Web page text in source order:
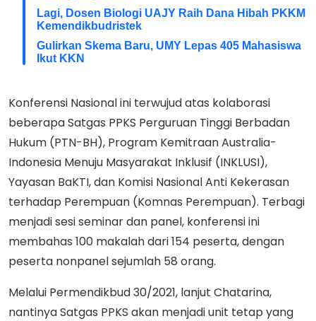
Lagi, Dosen Biologi UAJY Raih Dana Hibah PKKM
Kemendikbudristek
Gulirkan Skema Baru, UMY Lepas 405 Mahasiswa
Ikut KKN
Konferensi Nasional ini terwujud atas kolaborasi
beberapa Satgas PPKS Perguruan Tinggi Berbadan
Hukum (PTN-BH), Program Kemitraan Australia-
Indonesia Menuju Masyarakat Inklusif (INKLUSI),
Yayasan BaKTI, dan Komisi Nasional Anti Kekerasan
terhadap Perempuan (Komnas Perempuan). Terbagi
menjadi sesi seminar dan panel, konferensi ini
membahas 100 makalah dari 154 peserta, dengan
peserta nonpanel sejumlah 58 orang.
Melalui Permendikbud 30/2021, lanjut Chatarina,
nantinya Satgas PPKS akan menjadi unit tetap yang